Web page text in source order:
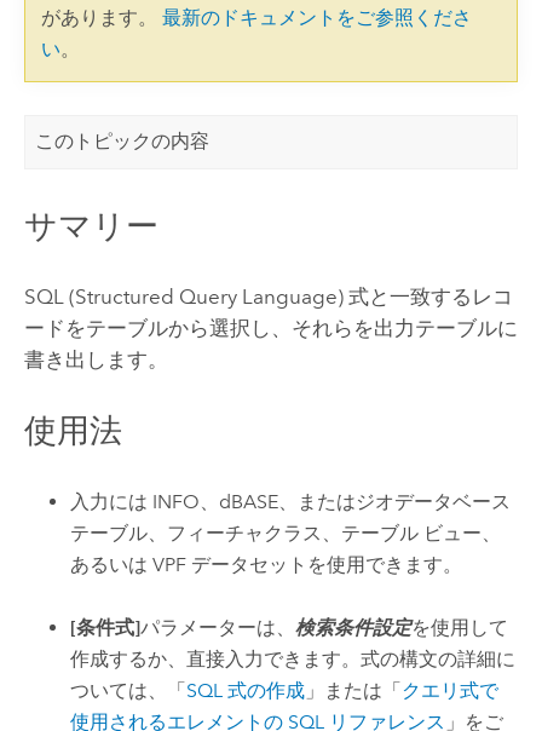
があります。 最新のドキュメントをご参照くださ
い。
このトピックの内容
サマリー
SQL (Structured Query Language) 式と一致するレコ
ードをテーブルから選択し、それらを出力テーブルに
書き出します。
使用法
入力には INFO、dBASE、またはジオデータベース
テーブル、フィーチャクラス、テーブル ビュー、
あるいは VPF データセットを使用できます。
[条件式]パラメーターは、検索条件設定を使用して
作成するか、直接入力できます。式の構文の詳細に
ついては、「SQL 式の作成 」または「クエリ式で
使用されるエレメントの SQL リファレンス 」をご